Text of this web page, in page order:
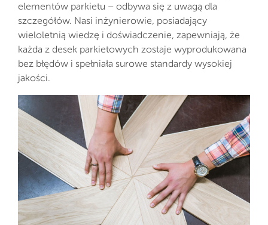
elementów parkietu – odbywa się z uwagą dla
szczegółów. Nasi inżynierowie, posiadający
wieloletnią wiedzę i doświadczenie, zapewniają, że
każda z desek parkietowych zostaje wyprodukowana
bez błędów i spełniała surowe standardy wysokiej
jakości.